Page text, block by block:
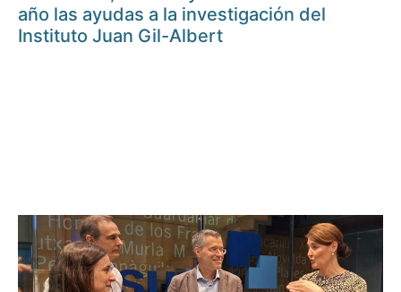
año las ayudas a la investigación del
Instituto Juan Gil-Albert